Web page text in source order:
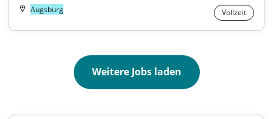
Augsburg Vollzeit
Weitere Jobs laden